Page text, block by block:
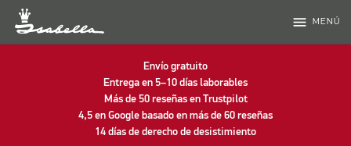
menu MENÚ
Envío gratuito
Entrega en 5–10 días laborables
Más de 50 reseñas en Trustpilot
4,5 en Google basado en más de 60 reseñas
14 días de derecho de desistimiento